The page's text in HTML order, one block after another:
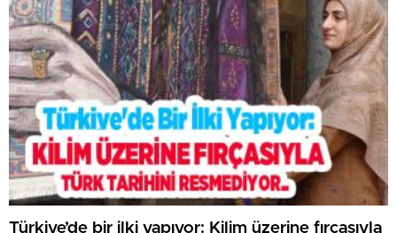
Türkiye’de bir ilki yapıyor: Kilim üzerine fırçasıyla